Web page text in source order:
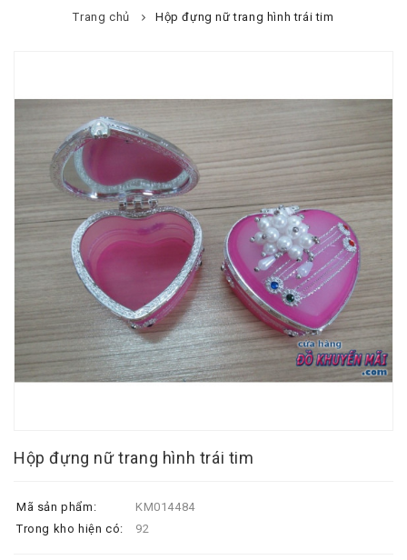
Trang chủ Hộp đựng nữ trang hình trái tim
Hộp đựng nữ trang hình trái tim
Mã sản phẩm:
KM014484
Trong kho hiện có:
92